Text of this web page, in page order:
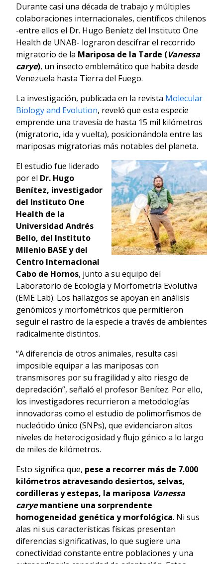
Durante casi una década de trabajo y múltiples
colaboraciones internacionales, científicos chilenos
-entre ellos el Dr. Hugo Beníetz del Instituto One
Health de UNAB- lograron descifrar el recorrido
migratorio de la Mariposa de la Tarde (Vanessa
carye), un insecto emblemático que habita desde
Venezuela hasta Tierra del Fuego.
La investigación, publicada en la revista Molecular
Biology and Evolution, reveló que esta especie
emprende una travesía de hasta 15 mil kilómetros
(migratorio, ida y vuelta), posicionándola entre las
mariposas migratorias más notables del planeta.
El estudio fue liderado
por el Dr. Hugo
Benítez, investigador
del Instituto One
Health de la
Universidad Andrés
Bello, del Instituto
Milenio BASE y del
Centro Internacional
Cabo de Hornos, junto a su equipo del
Laboratorio de Ecología y Morfometría Evolutiva
(EME Lab). Los hallazgos se apoyan en análisis
genómicos y morfométricos que permitieron
seguir el rastro de la especie a través de ambientes
radicalmente distintos.
“A diferencia de otros animales, resulta casi
imposible equipar a las mariposas con
transmisores por su fragilidad y alto riesgo de
depredación”, señaló el profesor Benítez. Por ello,
los investigadores recurrieron a metodologías
innovadoras como el estudio de polimorfismos de
nucleótido único (SNPs), que evidenciaron altos
niveles de heterocigosidad y flujo génico a lo largo
de miles de kilómetros.
Esto significa que, pese a recorrer más de 7.000
kilómetros atravesando desiertos, selvas,
cordilleras y estepas, la mariposa Vanessa
caryemantiene una sorprendente
homogeneidad genética y morfológica. Ni sus
alas ni sus características físicas presentan
diferencias significativas, lo que sugiere una
conectividad constante entre poblaciones y una